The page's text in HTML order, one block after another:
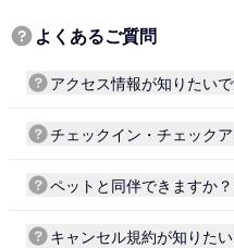
よくあるご質問
アクセス情報が知りたいで
チェックイン・チェック
ペットと同伴できますか？
キャンセル規約が知りたい